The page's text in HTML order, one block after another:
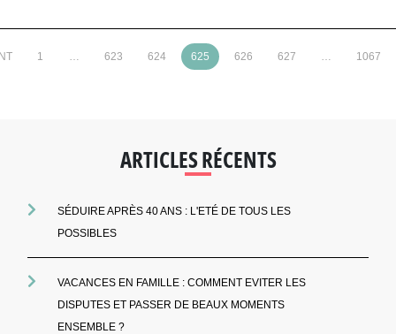
1 623 624 625 626 627 1067
ARTICLES RÉCENTS
SÉDUIRE APRÈS 40 ANS : L'ETÉ DE TOUS LES
POSSIBLES
VACANCES EN FAMILLE : COMMENT EVITER LES
DISPUTES ET PASSER DE BEAUX MOMENTS
ENSEMBLE ?